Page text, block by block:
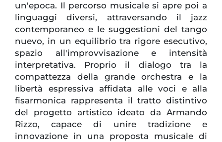
un'epoca. Il percorso musicale si apre poi a
linguaggi diversi, attraversando il jazz
contemporaneo e le suggestioni del tango
nuevo, in un equilibrio tra rigore esecutivo,
spazio all'improvvisazione e intensità
interpretativa. Proprio il dialogo tra la
compattezza della grande orchestra e la
libertà espressiva affidata alle voci e alla
fisarmonica rappresenta il tratto distintivo
del progetto artistico ideato da Armando
Rizzo, capace di unire tradizione e
innovazione in una proposta musicale di